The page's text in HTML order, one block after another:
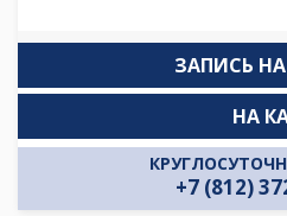
ЗАПИСЬ
+7 (812)
НА